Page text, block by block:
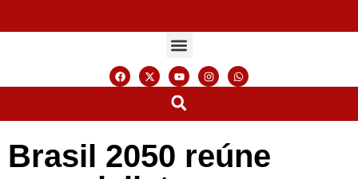
Brasil 2050 reúne